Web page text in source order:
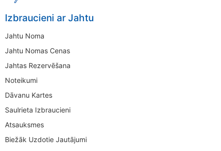
Izbraucieni ar Jahtu
Jahtu Noma
Jahtu Nomas Cenas
Jahtas Rezervēšana
Noteikumi
Dāvanu Kartes
Saulrieta Izbraucieni
Atsauksmes
Biežāk Uzdotie Jautājumi